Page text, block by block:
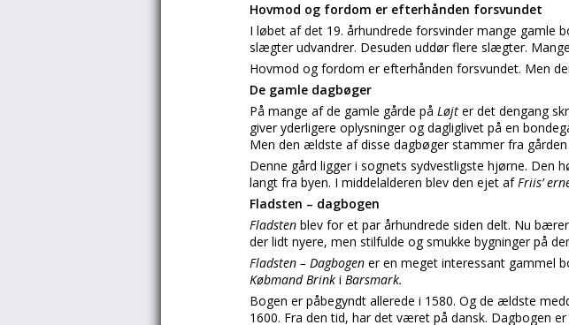
Hovmod og fordom er efterhånden forsvundet
I løbet af det 19. århundrede forsvinder mange gamle
slægter udvandrer. Desuden uddør flere slægter.
Hovmod og fordom er efterhånden forsvundet. Men
De gamle dagbøger
På mange af de gamle gårde på Løjt er det dengang
giver yderligere oplysninger og dagliglivet på en
Men den ældste af disse dagbøger stammer fra gården
Denne gård ligger i sognets sydvestligste hjørne. Den
langt fra byen. I middelalderen blev den ejet afFriis’
Fladsten – dagbogen
Fladsten blev for et par århundrede siden delt. Nu
der lidt nyere, men stilfulde og smukke bygninger på
Fladsten – Dagbogen er en meget interessant gammel
Købmand Brink i Barsmark.
Bogen er påbegyndt allerede i 1580. Og de ældste
1600. Fra den tid, har det været på dansk. Dagbogen